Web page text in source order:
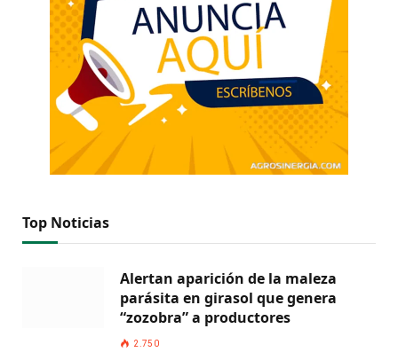
Top Noticias
Alertan aparición de la maleza
parásita en girasol que genera
“zozobra” a productores
2.750